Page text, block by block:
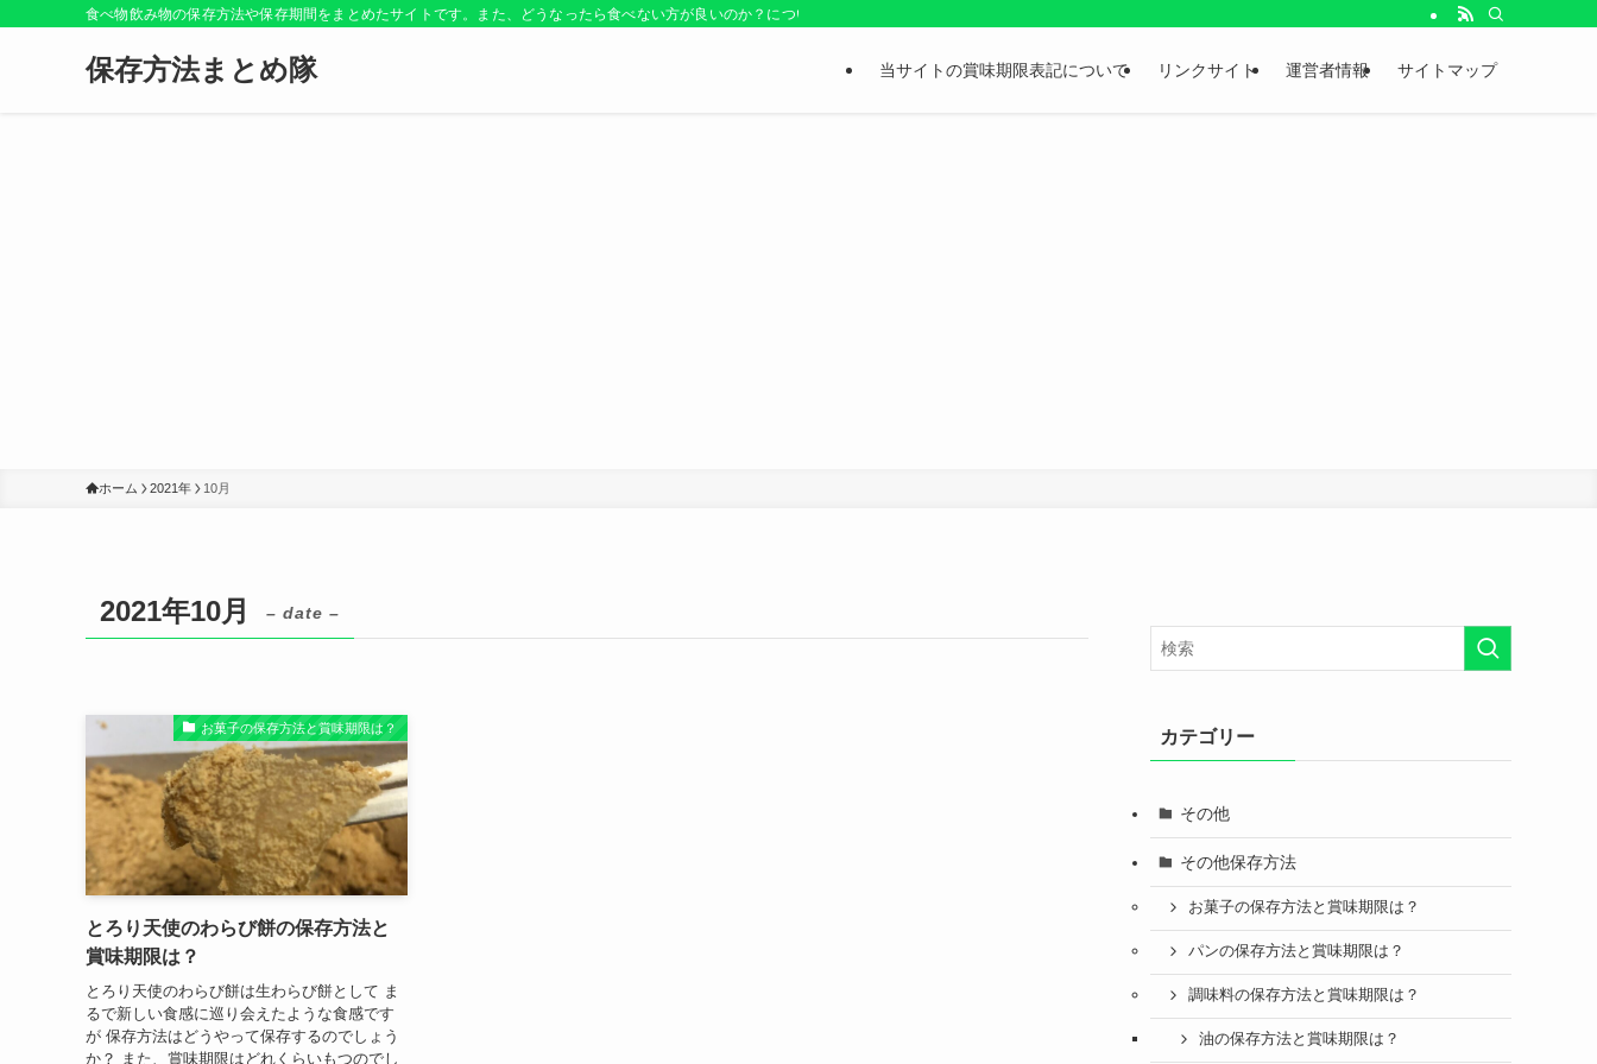
食べ物飲み物の保存方法や保存期間をまとめたサイトです。また、どうなったら食べない方が良いのか？についても紹介しているお役立ちサイトです。
保存方法まとめ隊 当サイトの賞味期限表記について リンクサイト 運営者情報 サイトマップ
ホーム 2021年 10月
2021年10月 – date –
お菓子の保存方法と賞味期限は？
とろり天使のわらび餅の保存方法と
賞味期限は？
とろり天使のわらび餅は生わらび餅として ま
るで新しい食感に巡り会えたような食感です
が 保存方法はどうやって保存するのでしょう
か？ また、賞味期限はどれくらいもつのでし
カテゴリー
その他
その他保存方法
お菓子の保存方法と賞味期限は？
パンの保存方法と賞味期限は？
調味料の保存方法と賞味期限は？
油の保存方法と賞味期限は？